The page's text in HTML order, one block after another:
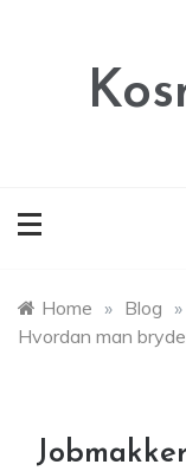
Home » Blog »
Hvordan man